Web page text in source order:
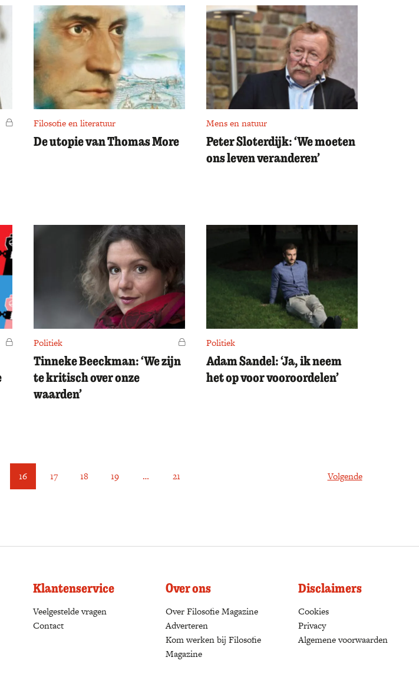
Voor ledenFilosofie en literatuur
De utopie van Thomas More
Mens en natuur
Peter Sloterdijk: ‘We moeten
ons leven veranderen’
Voor ledenPolitiek Voor leden
Tinneke Beeckman: ‘We zijn
te kritisch over onze
waarden’
Politiek
Adam Sandel: ‘Ja, ik neem
het op voor vooroordelen’
16 17 18 19 … 21 Volgende
new tab)
Klantenservice
Veelgestelde vragen
Contact
Over ons
Over Filosofie Magazine
Adverteren
Kom werken bij Filosofie
Magazine
Disclaimers
Cookies
Privacy
Algemene voorwaarden